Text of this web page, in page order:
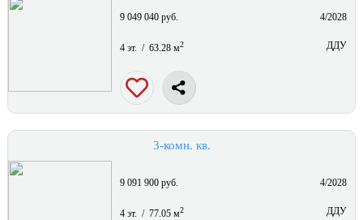
9 049 040 руб. 4/2028
4 эт. / 63.28 м2 ДДУ
3-комн. кв.
9 091 900 руб. 4/2028
4 эт. / 77.05 м2 ДДУ